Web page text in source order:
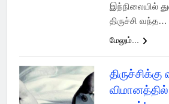
இந்நிலையில்
திருச்சி வந்த…
மேலும்...